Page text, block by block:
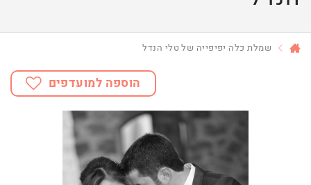
שמלת כלה יפיפייה של טלי הנדל
הוספה למועדפים